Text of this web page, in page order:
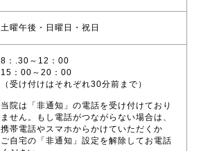
土曜午後・日曜日・祝日
8：.30～12：00
15：00～20：00
（受け付けはそれぞれ30分前まで）
当院は「非通知」の電話を受け付けており
ません。もし電話がつながらない場合は、
携帯電話やスマホからかけていただくか
ご自宅の「非通知」設定を解除してお電話